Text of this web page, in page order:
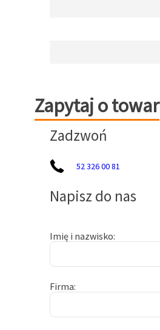
Zapytaj o towar
Zapytaj o towar
Zadzwoń
52 326 00 81
Napisz do nas
Imię i nazwisko
Firma